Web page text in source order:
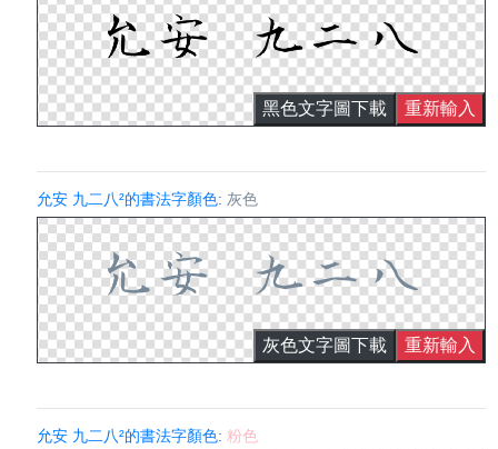
黑色文字圖下載 重新輸入
允安 九二八²的書法字顏色: 灰色
灰色文字圖下載 重新輸入
允安 九二八²的書法字顏色: 粉色